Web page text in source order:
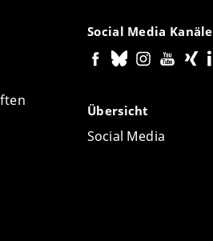
Social Media Kanäle
Übersicht
Social Media